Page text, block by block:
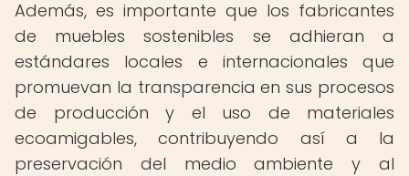
Además, es importante que los fabricantes
de muebles sostenibles se adhieran a
estándares locales e internacionales que
promuevan la transparencia en sus procesos
de producción y el uso de materiales
ecoamigables, contribuyendo así a la
preservación del medio ambiente y al